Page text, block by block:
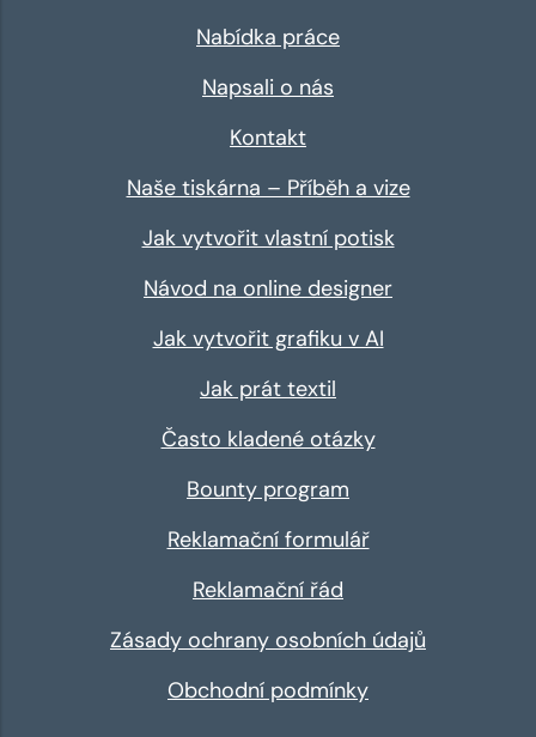
Nabídka práce
Napsali o nás
Kontakt
Naše tiskárna – Příběh a vize
Jak vytvořit vlastní potisk
Návod na online designer
Jak vytvořit grafiku v AI
Jak prát textil
Často kladené otázky
Bounty program
Reklamační formulář
Reklamační řád
Zásady ochrany osobních údajů
Obchodní podmínky